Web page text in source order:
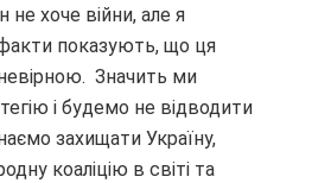
не хоче війни, але я
показують, що ця
невірною. Значить ми
і будемо не відводити
захищати Україну,
коаліцію в світі та